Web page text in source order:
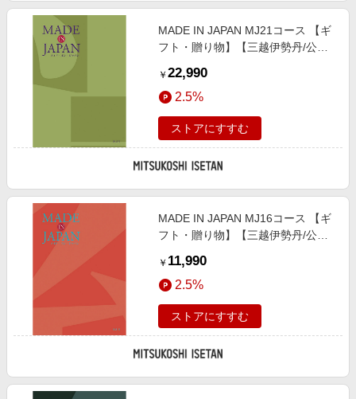
MADE IN JAPAN MJ21コース 【ギ
フト・贈り物】【三越伊勢丹/公
￥ 22,990
2.5%
ストアにすすむ
MADE IN JAPAN MJ16コース 【ギ
フト・贈り物】【三越伊勢丹/公
￥ 11,990
2.5%
ストアにすすむ